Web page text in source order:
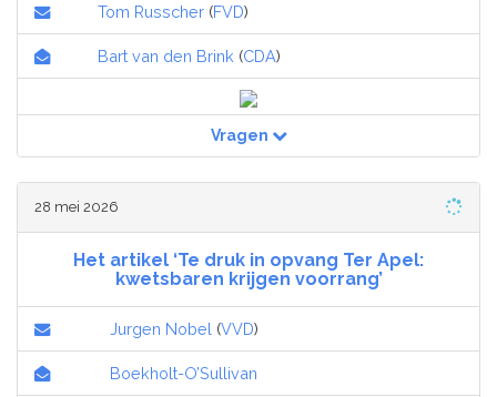
Tom Russcher (FVD)
Bart van den Brink (CDA)
Vragen
28 mei 2026
Het artikel ‘Te druk in opvang Ter Apel:
kwetsbaren krijgen voorrang’
Jurgen Nobel (VVD)
Boekholt-O’Sullivan